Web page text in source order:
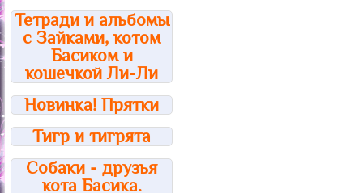
Тетради и альбомы
с Зайками, котом
Басиком и
кошечкой Ли-Ли
Новинка! Прятки
Тигр и тигрята
Собаки - друзья
кота Басика.